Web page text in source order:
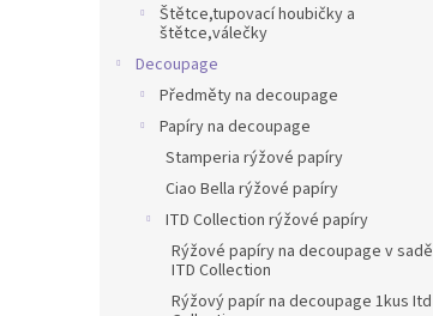
Štětce,tupovací houbičky a
štětce,válečky
Decoupage
Předměty na decoupage
Papíry na decoupage
Stamperia rýžové papíry
Ciao Bella rýžové papíry
ITD Collection rýžové papíry
Rýžové papíry na decoupage v sadě
ITD Collection
Rýžový papír na decoupage 1kus Itd